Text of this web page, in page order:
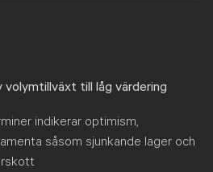
till låg värdering
indikerar optimism,
såsom sjunkande lager och